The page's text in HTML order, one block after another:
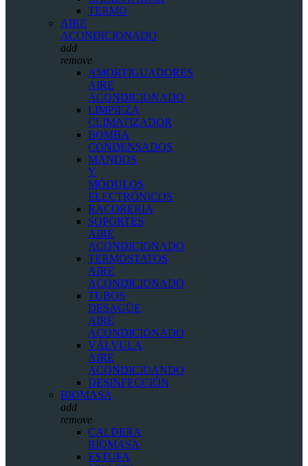
TERMO
AIRE
ACONDICIONADO
add
remove
AMORTIGUADORES
AIRE
ACONDICIONADO
LIMPIEZA
CLIMATIZADOR
BOMBA
CONDENSADOS
MANDOS
Y
MÓDULOS
ELECTRÓNICOS
RACORERIA
SOPORTES
AIRE
ACONDICIONADO
TERMOSTATOS
AIRE
ACONDICIONADO
TUBOS
DESAGÜE
AIRE
ACONDICIONADO
VÁLVULA
AIRE
ACONDICIOANDO
DESINFECCIÓN
BIOMASA
add
remove
CALDERA
BIOMASA
ESTUFA